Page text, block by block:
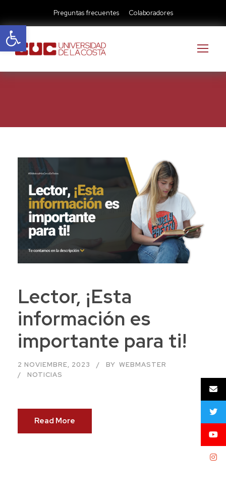
Abrir barra de herramientas
Preguntas frecuentes Colaboradores
Lector, ¡Esta
información es
importante para ti!
2 NOVIEMBRE, 2023 BY WEBMASTER
NOTICIAS
Read More